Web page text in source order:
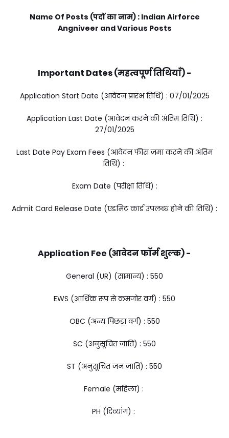
Name Of Posts (पदों का नाम) : Indian Airforce
Angniveer and Various Posts
Important Dates (महत्वपूर्ण तिथियाँ) -
Application Start Date (आवेदन प्रारंभ तिथि) : 07/01/2025
Application Last Date (आवेदन करने की अंतिम तिथि) :
27/01/2025
Last Date Pay Exam Fees (आवेदन फीस जमा करने की अंतिम
तिथि) :
Exam Date (परीक्षा तिथि) :
Admit Card Release Date (एडमिट कार्ड उपलब्ध होने की तिथि) :
Application Fee (आवेदन फॉर्म शुल्क) -
General (UR) (सामान्य) : ₹550
EWS (आर्थिक रूप से कमजोर वर्ग) : ₹550
OBC (अन्य पिछड़ा वर्ग) : ₹550
SC (अनुसूचित जाति) : ₹550
ST (अनुसूचित जन जाति) : ₹550
Female (महिला) :
PH (दिव्यांग) :